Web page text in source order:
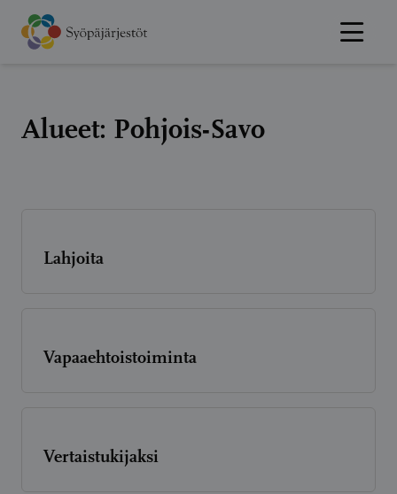
Hyppää
sisältöön
Alueet: Pohjois-Savo
Lahjoita
Vapaaehtoistoiminta
Vertaistukijaksi